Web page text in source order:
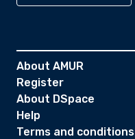
About AMUR
Register
About DSpace
Help
Terms and conditions